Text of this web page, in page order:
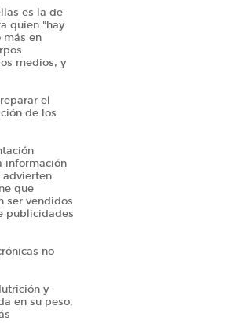
es la de
quien "hay
más en
medios, y
el
de los
información
advierten
que
ser vendidos
publicidades
no
y
en su peso,